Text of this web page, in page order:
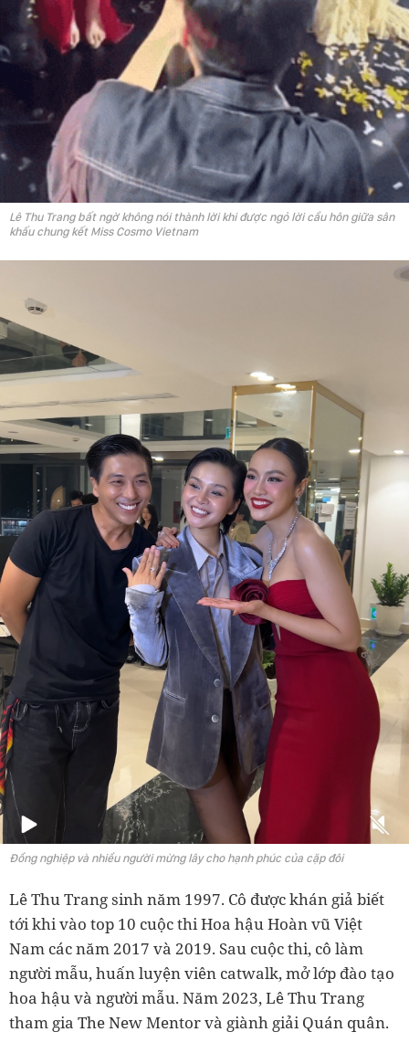
Lê Thu Trang bất ngờ không nói thành lời khi được ngỏ lời cầu hôn giữa sân
khấu chung kết Miss Cosmo Vietnam
Đồng nghiệp và nhiều người mừng lây cho hạnh phúc của cặp đôi
Lê Thu Trang sinh năm 1997. Cô được khán giả biết
tới khi vào top 10 cuộc thi Hoa hậu Hoàn vũ Việt
Nam các năm 2017 và 2019. Sau cuộc thi, cô làm
người mẫu, huấn luyện viên catwalk, mở lớp đào tạo
hoa hậu và người mẫu. Năm 2023, Lê Thu Trang
tham gia The New Mentor và giành giải Quán quân.